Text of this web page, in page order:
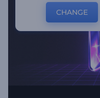
CHANGE